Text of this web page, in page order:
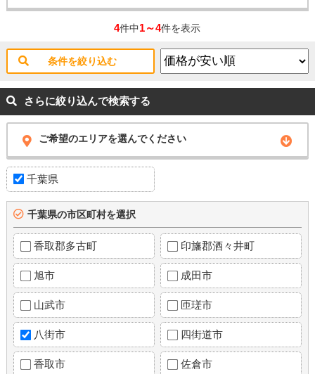
4件中1～4件を表示
条件を絞り込む
さらに絞り込んで検索する
ご希望のエリアを選んでください
千葉県
千葉県の市区町村を選択
香取郡多古町 印旛郡酒々井町
旭市 成田市
山武市 匝瑳市
八街市 四街道市
香取市 佐倉市